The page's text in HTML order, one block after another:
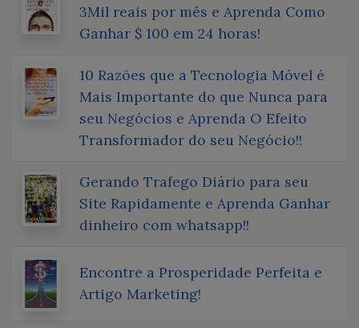
3Mil reais por mês e Aprenda Como
Ganhar $ 100 em 24 horas!
10 Razões que a Tecnologia Móvel é
Mais Importante do que Nunca para
seu Negócios e Aprenda O Efeito
Transformador do seu Negócio!!
Gerando Trafego Diário para seu
Site Rapidamente e Aprenda Ganhar
dinheiro com whatsapp!!
Encontre a Prosperidade Perfeita e
Artigo Marketing!